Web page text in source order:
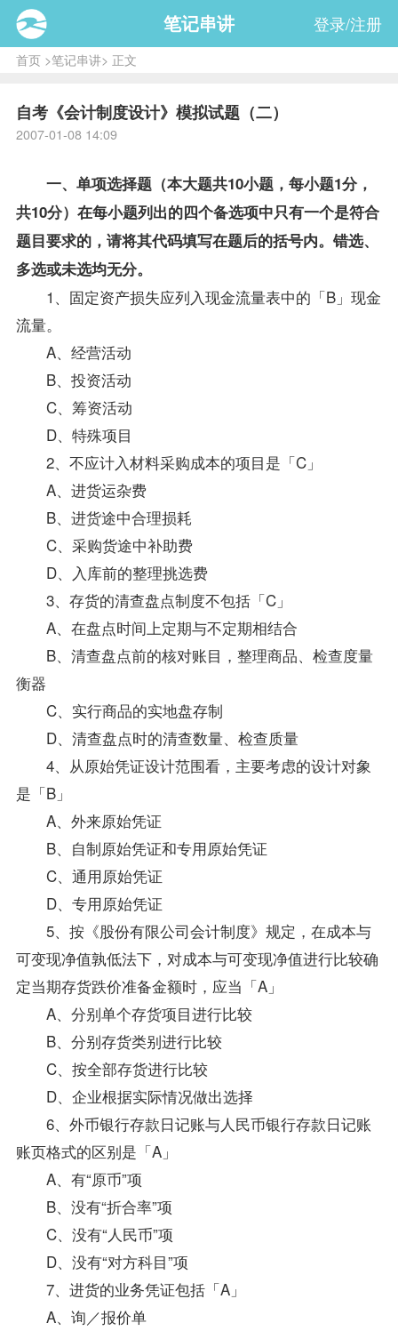
笔记串讲 登录/注册
首页>笔记串讲> 正文
自考《会计制度设计》模拟试题（二）
2007-01-08 14:09
一、单项选择题（本大题共10小题，每小题1分，
共10分）在每小题列出的四个备选项中只有一个是符合
题目要求的，请将其代码填写在题后的括号内。错选、
多选或未选均无分。
1、固定资产损失应列入现金流量表中的「B」现金
流量。
A、经营活动
B、投资活动
C、筹资活动
D、特殊项目
2、不应计入材料采购成本的项目是「C」
A、进货运杂费
B、进货途中合理损耗
C、采购货途中补助费
D、入库前的整理挑选费
3、存货的清查盘点制度不包括「C」
A、在盘点时间上定期与不定期相结合
B、清查盘点前的核对账目，整理商品、检查度量
衡器
C、实行商品的实地盘存制
D、清查盘点时的清查数量、检查质量
4、从原始凭证设计范围看，主要考虑的设计对象
是「B」
A、外来原始凭证
B、自制原始凭证和专用原始凭证
C、通用原始凭证
D、专用原始凭证
5、按《股份有限公司会计制度》规定，在成本与
可变现净值孰低法下，对成本与可变现净值进行比较确
定当期存货跌价准备金额时，应当「A」
A、分别单个存货项目进行比较
B、分别存货类别进行比较
C、按全部存货进行比较
D、企业根据实际情况做出选择
6、外币银行存款日记账与人民币银行存款日记账
账页格式的区别是「A」
A、有“原币”项
B、没有“折合率”项
C、没有“人民币”项
D、没有“对方科目”项
7、进货的业务凭证包括「A」
A、询／报价单